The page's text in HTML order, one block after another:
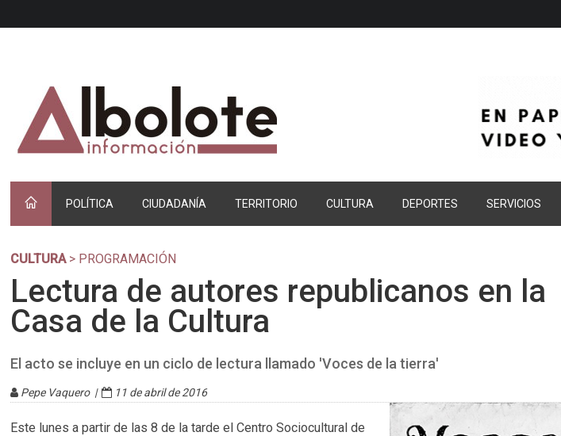
POLÍTICA CIUDADANÍA TERRITORIO CULTURA DEPORTES SERVICIOS
CULTURA> PROGRAMACIÓN
Lectura de autores republicanos en la
Casa de la Cultura
El acto se incluye en un ciclo de lectura llamado 'Voces de la tierra'
Pepe Vaquero | 11 de abril de 2016
Este lunes a partir de las 8 de la tarde el Centro Sociocultural de